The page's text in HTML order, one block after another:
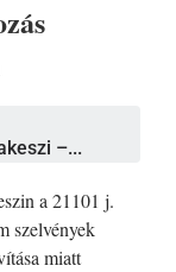
–...
a 21101 j.
szelvények
miatt